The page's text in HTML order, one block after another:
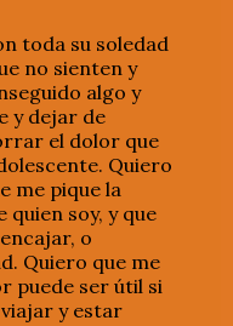
toda su soledad
no sienten y
algo y
y dejar de
el dolor que
Quiero
me pique la
quien soy, y que
o
Quiero que me
puede ser útil si
y estar